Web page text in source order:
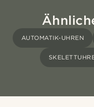
AUTOMATIK-UHREN